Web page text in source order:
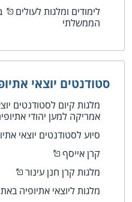
לימודים ומלגות לעולים
הממשלתי
סטודנטים יוצאי
מלגות קיום לסטודנטים
אמריקה למען יהודי
סיוע לסטודנטים יוצאי
קרן אייסף
מלגות קרן חנן עינור
מלגות ליוצאי אתיופיה